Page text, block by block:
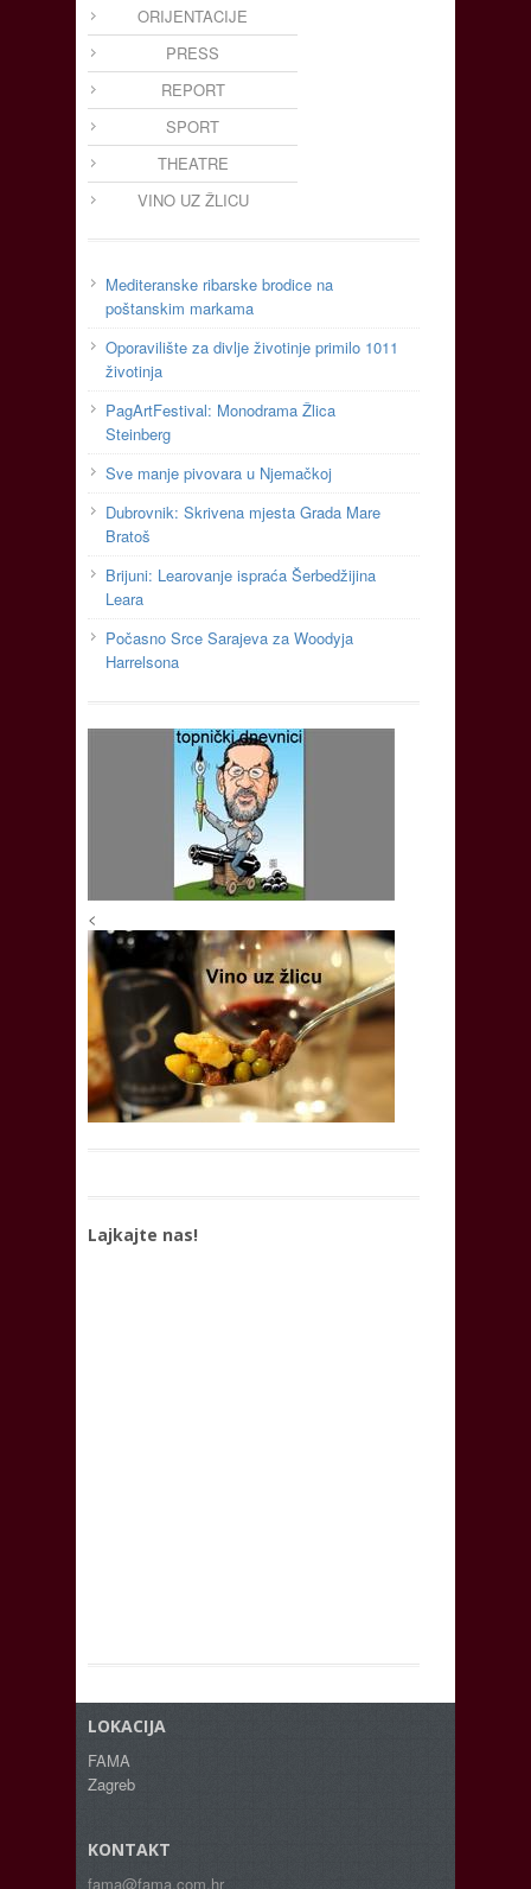
ORIJENTACIJE
PRESS
REPORT
SPORT
THEATRE
VINO UZ ŽLICU
Mediteranske ribarske brodice na
poštanskim markama
Oporavilište za divlje životinje primilo 1011
životinja
PagArtFestival: Monodrama Žlica
Steinberg
Sve manje pivovara u Njemačkoj
Dubrovnik: Skrivena mjesta Grada Mare
Bratoš
Brijuni: Learovanje ispraća Šerbedžijina
Leara
Počasno Srce Sarajeva za Woodyja
Harrelsona
<
Lajkajte nas!
LOKACIJA
FAMA
Zagreb
KONTAKT
fama@fama.com.hr